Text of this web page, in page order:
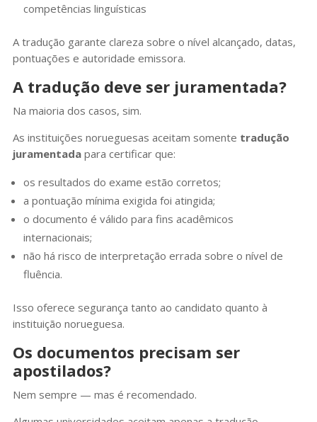
competências linguísticas
A tradução garante clareza sobre o nível alcançado, datas,
pontuações e autoridade emissora.
A tradução deve ser juramentada?
Na maioria dos casos, sim.
As instituições norueguesas aceitam somente tradução
juramentadapara certificar que:
os resultados do exame estão corretos;
a pontuação mínima exigida foi atingida;
o documento é válido para fins acadêmicos
internacionais;
não há risco de interpretação errada sobre o nível de
fluência.
Isso oferece segurança tanto ao candidato quanto à
instituição norueguesa.
Os documentos precisam ser
apostilados?
Nem sempre — mas é recomendado.